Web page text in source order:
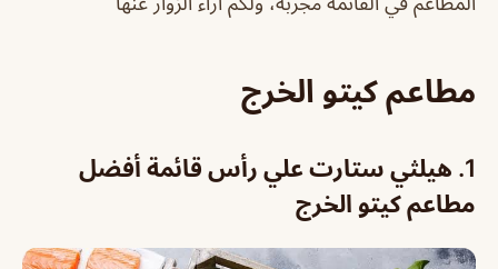
مطاعم كيتو الخرج
1. هيلثي ستارت علي رأس قائمة أفضل
مطاعم كيتو الخرج